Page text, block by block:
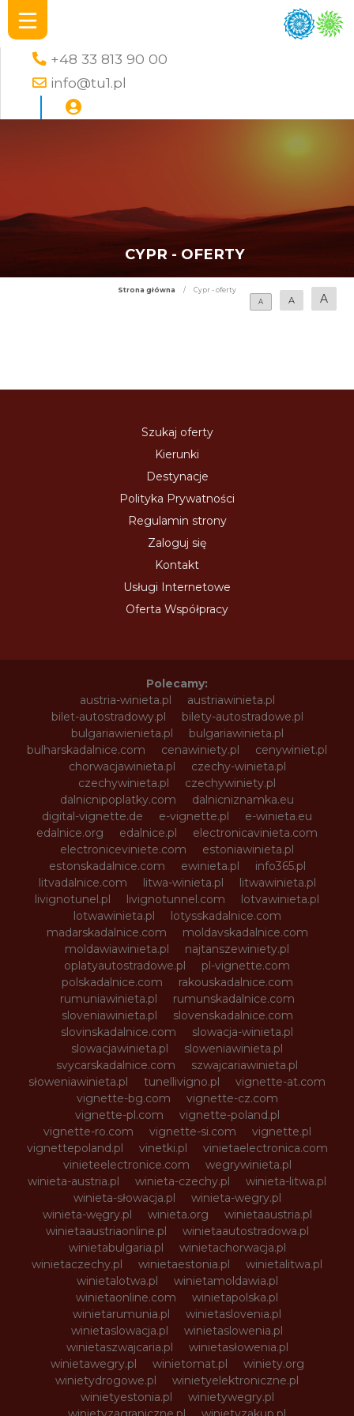
+48 33 813 90 00
info@tu1.pl
CYPR - OFERTY
Strona główna /
Cypr - oferty
A
A A
Szukaj oferty
Kierunki
Destynacje
Polityka Prywatności
Regulamin strony
Zaloguj się
Kontakt
Usługi Internetowe
Oferta Współpracy
Polecamy:
austria-winieta.pl
austriawinieta.pl
bilet-autostradowy.pl
bilety-autostradowe.pl
bulgariawienieta.pl
bulgariawinieta.pl
bulharskadalnice.com
cenawiniety.pl
cenywiniet.pl
chorwacjawinieta.pl
czechy-winieta.pl
czechywinieta.pl
czechywiniety.pl
dalnicnipoplatky.com
dalnicniznamka.eu
digital-vignette.de
e-vignette.pl
e-winieta.eu
edalnice.org
edalnice.pl
electronicavinieta.com
electroniceviniete.com
estoniawinieta.pl
estonskadalnice.com
ewinieta.pl
info365.pl
litvadalnice.com
litwa-winieta.pl
litwawinieta.pl
livignotunel.pl
livignotunnel.com
lotvawinieta.pl
lotwawinieta.pl
lotysskadalnice.com
madarskadalnice.com
moldavskadalnice.com
moldawiawinieta.pl
najtanszewiniety.pl
oplatyautostradowe.pl
pl-vignette.com
polskadalnice.com
rakouskadalnice.com
rumuniawinieta.pl
rumunskadalnice.com
sloveniawinieta.pl
slovenskadalnice.com
slovinskadalnice.com
slowacja-winieta.pl
slowacjawinieta.pl
sloweniawinieta.pl
svycarskadalnice.com
szwajcariawinieta.pl
słoweniawinieta.pl
tunellivigno.pl
vignette-at.com
vignette-bg.com
vignette-cz.com
vignette-pl.com
vignette-poland.pl
vignette-ro.com
vignette-si.com
vignette.pl
vignettepoland.pl
vinetki.pl
vinietaelectronica.com
vinieteelectronice.com
wegrywinieta.pl
winieta-austria.pl
winieta-czechy.pl
winieta-litwa.pl
winieta-słowacja.pl
winieta-wegry.pl
winieta-węgry.pl
winieta.org
winietaaustria.pl
winietaaustriaonline.pl
winietaautostradowa.pl
winietabulgaria.pl
winietachorwacja.pl
winietaczechy.pl
winietaestonia.pl
winietalitwa.pl
winietalotwa.pl
winietamoldawia.pl
winietaonline.com
winietapolska.pl
winietarumunia.pl
winietaslovenia.pl
winietaslowacja.pl
winietaslowenia.pl
winietaszwajcaria.pl
winietasłowenia.pl
winietawegry.pl
winietomat.pl
winiety.org
winietydrogowe.pl
winietyelektroniczne.pl
winietyestonia.pl
winietywegry.pl